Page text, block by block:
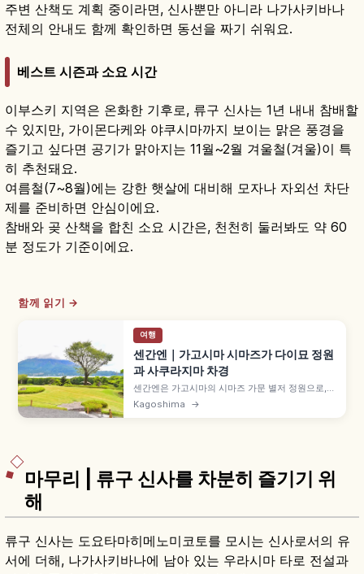
주변 산책도 계획 중이라면, 신사뿐만 아니라 나가사키바나
전체의 안내도 함께 확인하면 동선을 짜기 쉬워요.
베스트 시즌과 소요 시간
이부스키 지역은 온화한 기후로, 류구 신사는 1년 내내 참배할
수 있지만, 가이몬다케와 야쿠시마까지 보이는 맑은 풍경을
즐기고 싶다면 공기가 맑아지는 11월~2월 겨울철(겨울)이 특
히 추천돼요.
여름철(7~8월)에는 강한 햇살에 대비해 모자나 자외선 차단
제를 준비하면 안심이에요.
참배와 곶 산책을 합친 소요 시간은, 천천히 둘러봐도 약 60
분 정도가 기준이에요.
함께 읽기 →
여행
센간엔｜가고시마 시마즈가 다이묘 정원
과 사쿠라지마 차경
센간엔은 가고시마의 시마즈 가문 별저 정원으로,
바다 건너 사쿠라지마를 빌려 담은 풍경이 압권입니
다. 정원 산책 포인트와 저택(고텐) 관람, 추천 소요
Kagoshima →
마무리 | 류구 신사를 차분히 즐기기 위
해
류구 신사는 도요타마히메노미코토를 모시는 신사로서의 유
서에 더해, 나가사키바나에 남아 있는 우라시마 타로 전설과